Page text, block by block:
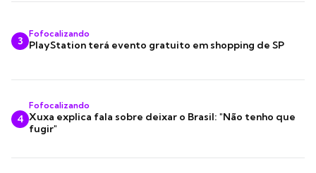
3
Fofocalizando
PlayStation terá evento gratuito em shopping de SP
4
Fofocalizando
Xuxa explica fala sobre deixar o Brasil: "Não tenho que
fugir"